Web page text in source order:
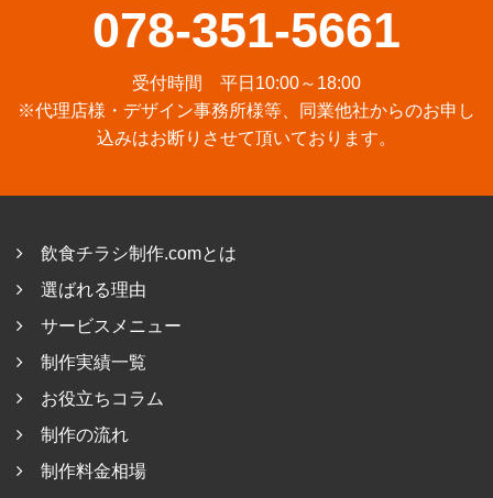
078-351-5661
受付時間 平日10:00～18:00
※代理店様・デザイン事務所様等、同業他社からのお申し
込みはお断りさせて頂いております。
飲食チラシ制作.comとは
選ばれる理由
サービスメニュー
制作実績一覧
お役立ちコラム
制作の流れ
制作料金相場